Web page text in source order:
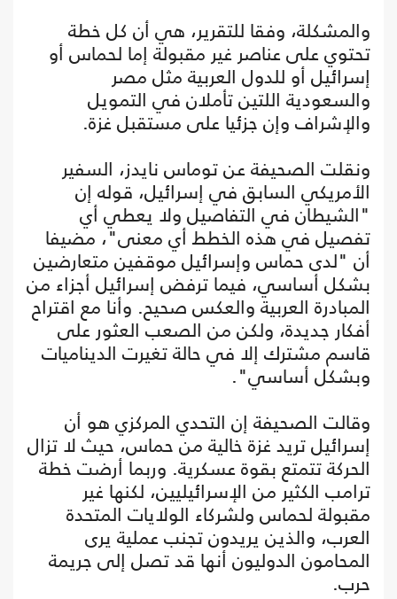
والمشكلة، وفقا للتقرير، هي أن كل خطة
تحتوي على عناصر غير مقبولة إما لحماس أو
إسرائيل أو للدول العربية مثل مصر
والسعودية اللتين تأملان في التمويل
والإشراف وإن جزئيا على مستقبل غزة.
ونقلت الصحيفة عن توماس نايدز، السفير
الأمريكي السابق في إسرائيل، قوله إن
"الشيطان في التفاصيل ولا يعطي أي
تفصيل في هذه الخطط أي معنى"، مضيفا
أن "لدى حماس وإسرائيل موقفين متعارضين
بشكل أساسي، فيما ترفض إسرائيل أجزاء من
المبادرة العربية والعكس صحيح. وأنا مع اقتراح
أفكار جديدة، ولكن من الصعب العثور على
قاسم مشترك إلا في حالة تغيرت الديناميات
وبشكل أساسي".
وقالت الصحيفة إن التحدي المركزي هو أن
إسرائيل تريد غزة خالية من حماس، حيث لا تزال
الحركة تتمتع بقوة عسكرية. وربما أرضت خطة
ترامب الكثير من الإسرائيليين، لكنها غير
مقبولة لحماس ولشركاء الولايات المتحدة
العرب، والذين يريدون تجنب عملية يرى
المحامون الدوليون أنها قد تصل إلى جريمة
حرب.